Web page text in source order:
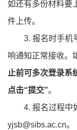
如还有多份材料要
件上传。
3. 报名时手机号
响通知正常接收。
止前可多次登录系
点击“提交”。
4. 报名过程中如
yjsb@sibs.ac.cn。